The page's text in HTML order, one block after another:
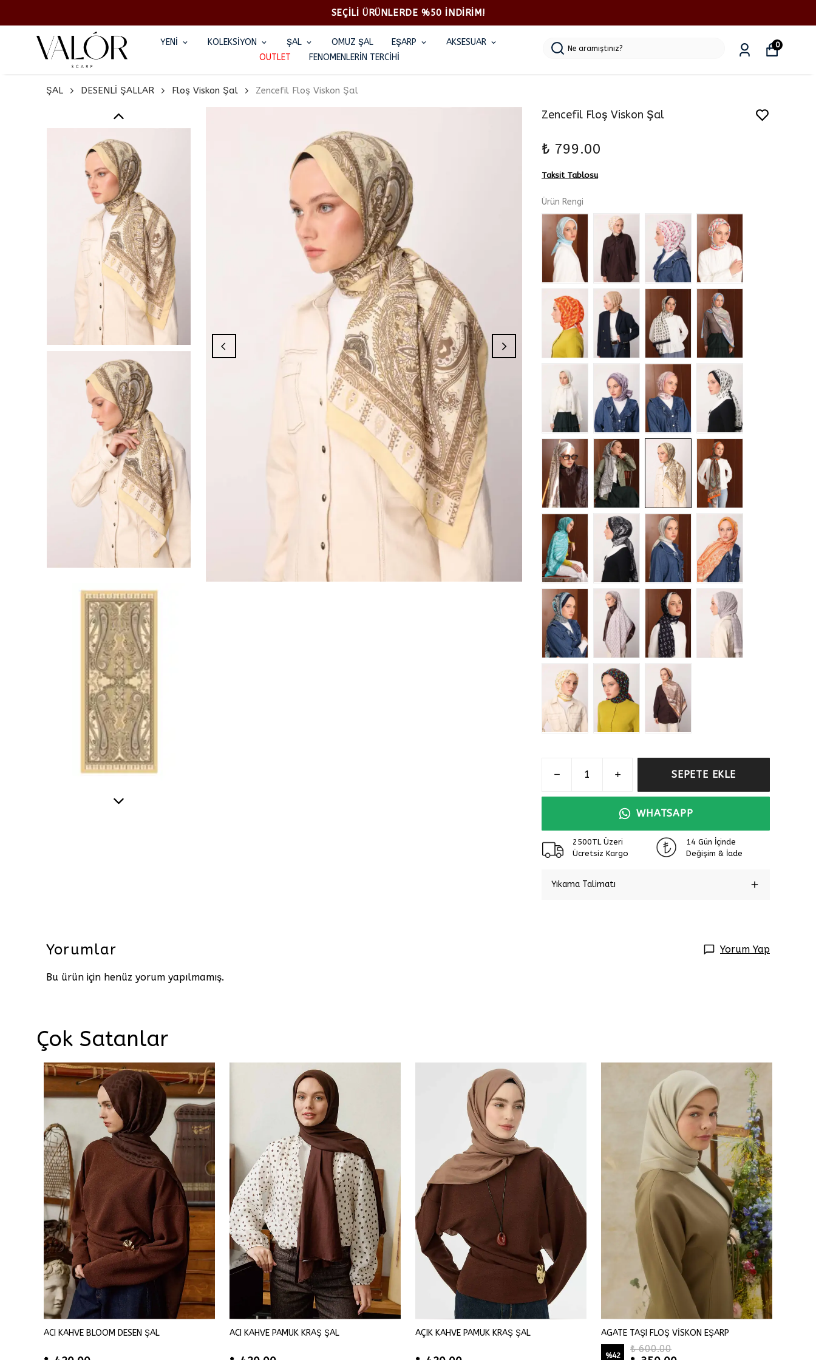
SEÇİLİ ÜRÜNLERDE %50 İNDİRİM!
YENİ KOLEKSİYON ŞAL OMUZ ŞAL EŞARP
AKSESUAR
OUTLET
FENOMENLERİN TERCİHİ
0
ŞAL DESENLİ ŞALLAR Floş Viskon Şal Zencefil Floş Viskon Şal
Zencefil Floş Viskon Şal
₺ 799.00
Taksit Tablosu
Ürün Rengi
SEPETE EKLE
WHATSAPP
2500TL Üzeri
Ücretsiz Kargo
14 Gün İçinde
Değişim & İade
Yıkama Talimatı
Yorumlar Yorum Yap
Bu ürün için henüz yorum yapılmamış.
Çok Satanlar
ACI KAHVE BLOOM DESEN ŞAL ACI KAHVE PAMUK KRAŞ ŞAL AÇIK KAHVE PAMUK KRAŞ ŞAL AGATE TAŞI FLOŞ VİSKON EŞARP
%42
₺ 600.00